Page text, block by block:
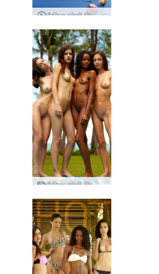
कैंडिस एंगेली किकी वैलेरी नग्न बिलियर्ड्स
कैंडिस एंगेली किकी वैलेरी थाईलैंड